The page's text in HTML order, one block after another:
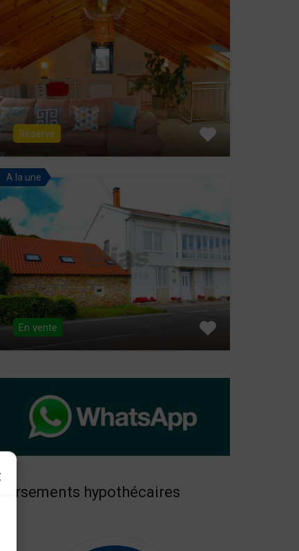
Réservé
A la une
En vente
versements hypothécaires